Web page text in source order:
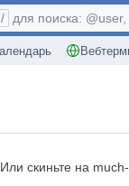
/ для поиска: @user,
скиньте на